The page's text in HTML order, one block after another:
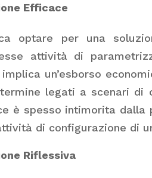
Efficace
optare per una
attività di
un’esborso
legati a scenari di
è spesso intimorita dalla
di configurazione di
Riflessiva